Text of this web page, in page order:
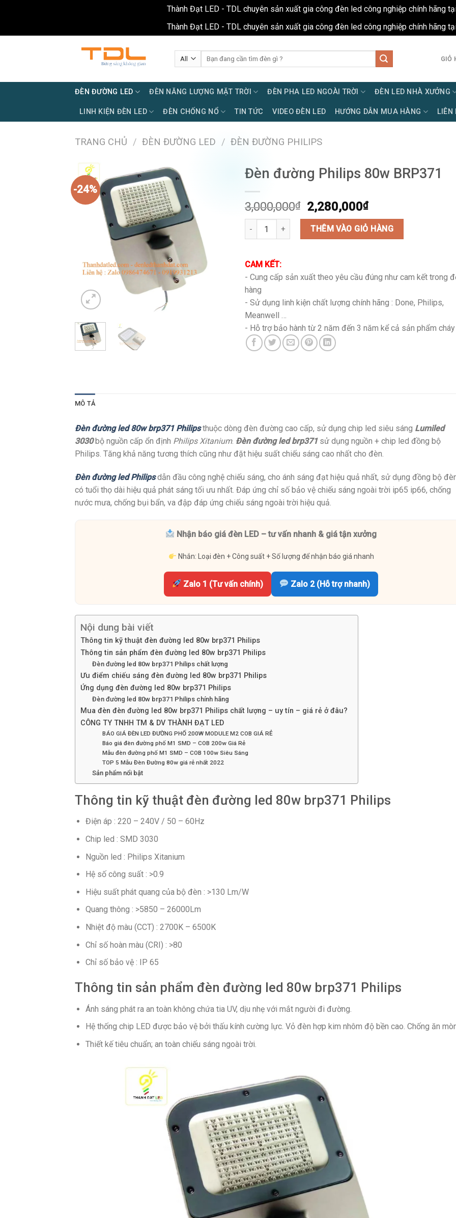
Thành Đạt LED - TDL chuyên sản xuất gia công đèn led công nghiệp chính hãng
Thành Đạt LED - TDL chuyên sản xuất gia công đèn led công nghiệp chính hãng
kiếm:
GIỎ
ĐÈN ĐƯỜNG LED ĐÈN NĂNG LƯỢNG MẶT TRỜI ĐÈN PHA LED NGOÀI TRỜI ĐÈN LED NHÀ XƯỞNG
LINH KIỆN ĐÈN LED ĐÈN CHỐNG NỔ TIN TỨC VIDEO ĐÈN LED HƯỚNG DẪN MUA HÀNG LIÊN
TRANG CHỦ / ĐÈN ĐƯỜNG LED / ĐÈN ĐƯỜNG PHILIPS
-24%
Đèn đường Philips 80w BRP371
3,000,000₫
Giá
gốc
là:
3,000,000₫.
2,280,000₫Giá
hiện
tại
là:
Đèn đường Philips 80w BRP371 số lượng
THÊM VÀO GIỎ HÀNG
CAM KẾT:
- Cung cấp sản xuất theo yêu cầu đúng như cam kết trong
hàng
- Sử dụng linh kiện chất lượng chính hãng : Done, Philips,
Meanwell …
- Hỗ trợ bảo hành từ 2 năm đến 3 năm kể cả sản phẩm
MÔ TẢ
Đèn đường led 80w brp371 Philipsthuộc dòng đèn đường cao cấp, sử dụng chip led siêu sáng Lumiled
3030bộ nguồn cấp ổn định Philips Xitanium. Đèn đường led brp371sử dụng nguồn + chip led đồng bộ
Philips. Tăng khả năng tương thích cũng như đặt hiệu suất chiếu sáng cao nhất cho đèn.
Đèn đường led Philipsdẫn đầu công nghệ chiếu sáng, cho ánh sáng đạt hiệu quả nhất, sử dụng đồng bộ
có tuổi thọ dài hiệu quả phát sáng tối ưu nhất. Đáp ứng chỉ số bảo vệ chiếu sáng ngoài trời ip65 ip66, chống
nước mưa, chống bụi bẩn, va đập đáp ứng chiếu sáng ngoài trời hiệu quả.
Nhận báo giá đèn LED – tư vấn nhanh & giá tận xưởng
Nhắn: Loại đèn + Công suất + Số lượng để nhận báo giá nhanh
Zalo 1 (Tư vấn chính) Zalo 2 (Hỗ trợ nhanh)
Nội dung bài viết
Thông tin kỹ thuật đèn đường led 80w brp371 Philips
Thông tin sản phẩm đèn đường led 80w brp371 Philips
Đèn đường led 80w brp371 Philips chất lượng
Ưu điểm chiếu sáng đèn đường led 80w brp371 Philips
Ứng dụng đèn đường led 80w brp371 Philips
Đèn đường led 80w brp371 Philips chính hãng
Mua đèn đèn đường led 80w brp371 Philips chất lượng – uy tín – giá rẻ ở đâu?
CÔNG TY TNHH TM & DV THÀNH ĐẠT LED
BÁO GIÁ ĐÈN LED ĐƯỜNG PHỐ 200W MODULE M2 COB GIÁ RẺ
Báo giá đèn đường phố M1 SMD – COB 200w Giá Rẻ
Mẫu đèn đường phố M1 SMD – COB 100w Siêu Sáng
TOP 5 Mẫu Đèn Đường 80w giá rẻ nhất 2022
Sản phẩm nổi bật
Thông tin kỹ thuật đèn đường led 80w brp371 Philips
Điện áp : 220 – 240V / 50 – 60Hz
Chip led : SMD 3030
Nguồn led : Philips Xitanium
Hệ số công suất : >0.9
Hiệu suất phát quang của bộ đèn : >130 Lm/W
Quang thông : >5850 – 26000Lm
Nhiệt độ màu (CCT) : 2700K – 6500K
Chỉ số hoàn màu (CRI) : >80
Chỉ số bảo vệ : IP 65
Thông tin sản phẩm đèn đường led 80w brp371 Philips
Ánh sáng phát ra an toàn không chứa tia UV, dịu nhẹ với mắt người đi đường.
Hệ thống chip LED được bảo vệ bởi thấu kính cường lực. Vỏ đèn hợp kim nhôm độ bền cao. Chống ăn
Thiết kế tiêu chuẩn; an toàn chiếu sáng ngoài trời.